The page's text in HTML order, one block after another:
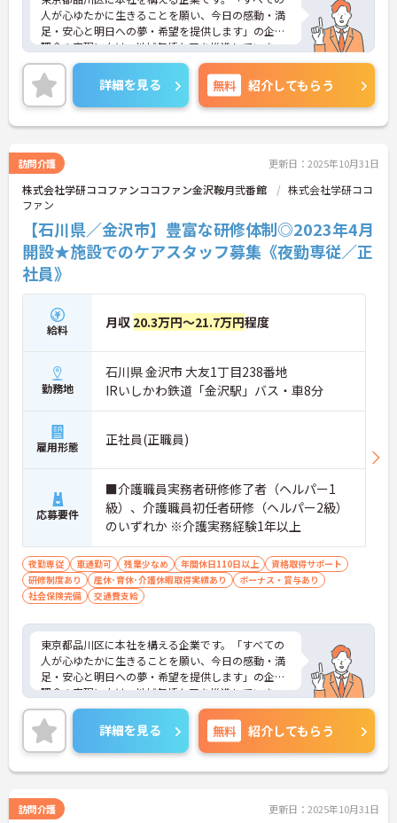
人が心ゆたかに生きることを願い、今日の感動・満
足・安心と明日への夢・希望を提供します」の企業
理念の実現に向け、地域包括ケアを推進していま
す。
ご興味のある方には、面接対策ポイントなど、さら
に詳細をお話しいたしますのでお気軽にご相談くだ
さい！
詳細を見る 無料 紹介してもらう
訪問介護 更新日：2025年10月31日
株式会社学研ココファンココファン金沢鞍月弐番館
株式会社学研ココ
ファン
【石川県／金沢市】豊富な研修体制◎2023年4月
開設★施設でのケアスタッフ募集《夜勤専従／正
社員》
給料 月収 20.3万円～21.7万円程度
勤務地
石川県 金沢市 大友1丁目238番地
IRいしかわ鉄道「金沢駅」バス・車8分
雇用形態 正社員(正職員)
応募要件
■介護職員実務者研修修了者（ヘルパー1
級）、介護職員初任者研修（ヘルパー2級）
のいずれか ※介護実務経験1年以上
夜勤専従 車通勤可 残業少なめ 年間休日110日以上
資格取得サポート
研修制度あり
産休･育休･介護休暇取得実績あり
ボーナス・賞与あり
社会保険完備
交通費支給
東京都品川区に本社を構える企業です。「すべての
人が心ゆたかに生きることを願い、今日の感動・満
足・安心と明日への夢・希望を提供します」の企業
理念の実現に向け、地域包括ケアを推進していま
す。
ご興味のある方には、面接対策ポイントなど、さら
に詳細をお話しいたしますのでお気軽にご相談くだ
さい！
詳細を見る 無料 紹介してもらう
訪問介護 更新日：2025年10月31日